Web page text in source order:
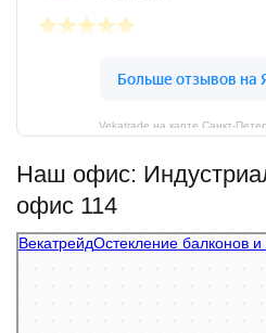
Vekatrade на карте
Наш офис:
офис 114
Векатрейд